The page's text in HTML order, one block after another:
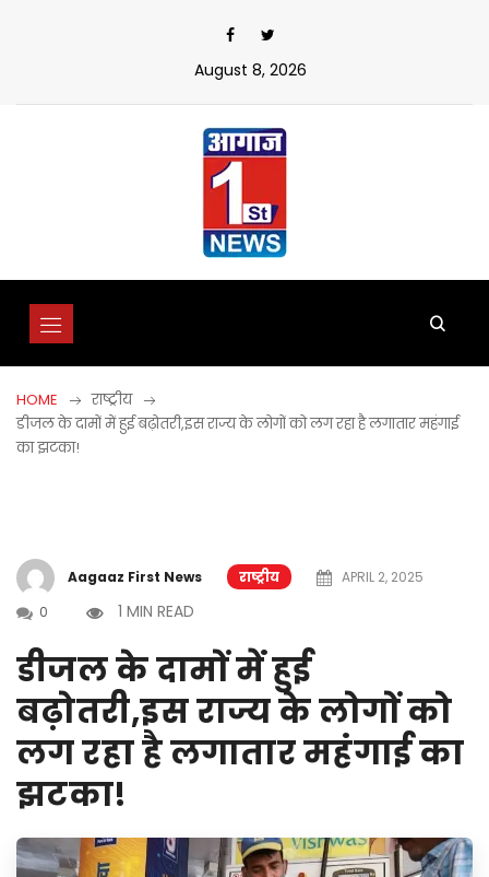
August 8, 2026
HOME
राष्ट्रीय
डीजल के दामों में हुई बढ़ोतरी,इस राज्य के लोगों को लग रहा है लगातार महंगाई
का झटका!
Aagaaz First News राष्ट्रीय
APRIL 2, 2025
0
1 MIN READ
डीजल के दामों में हुई
बढ़ोतरी,इस राज्य के लोगों को
लग रहा है लगातार महंगाई का
झटका!